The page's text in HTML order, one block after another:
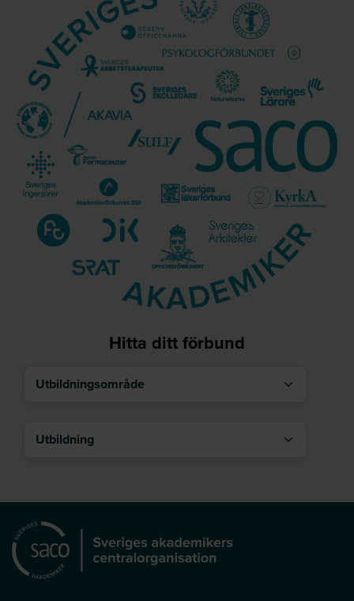
Hitta ditt förbund
Utbildningsområde